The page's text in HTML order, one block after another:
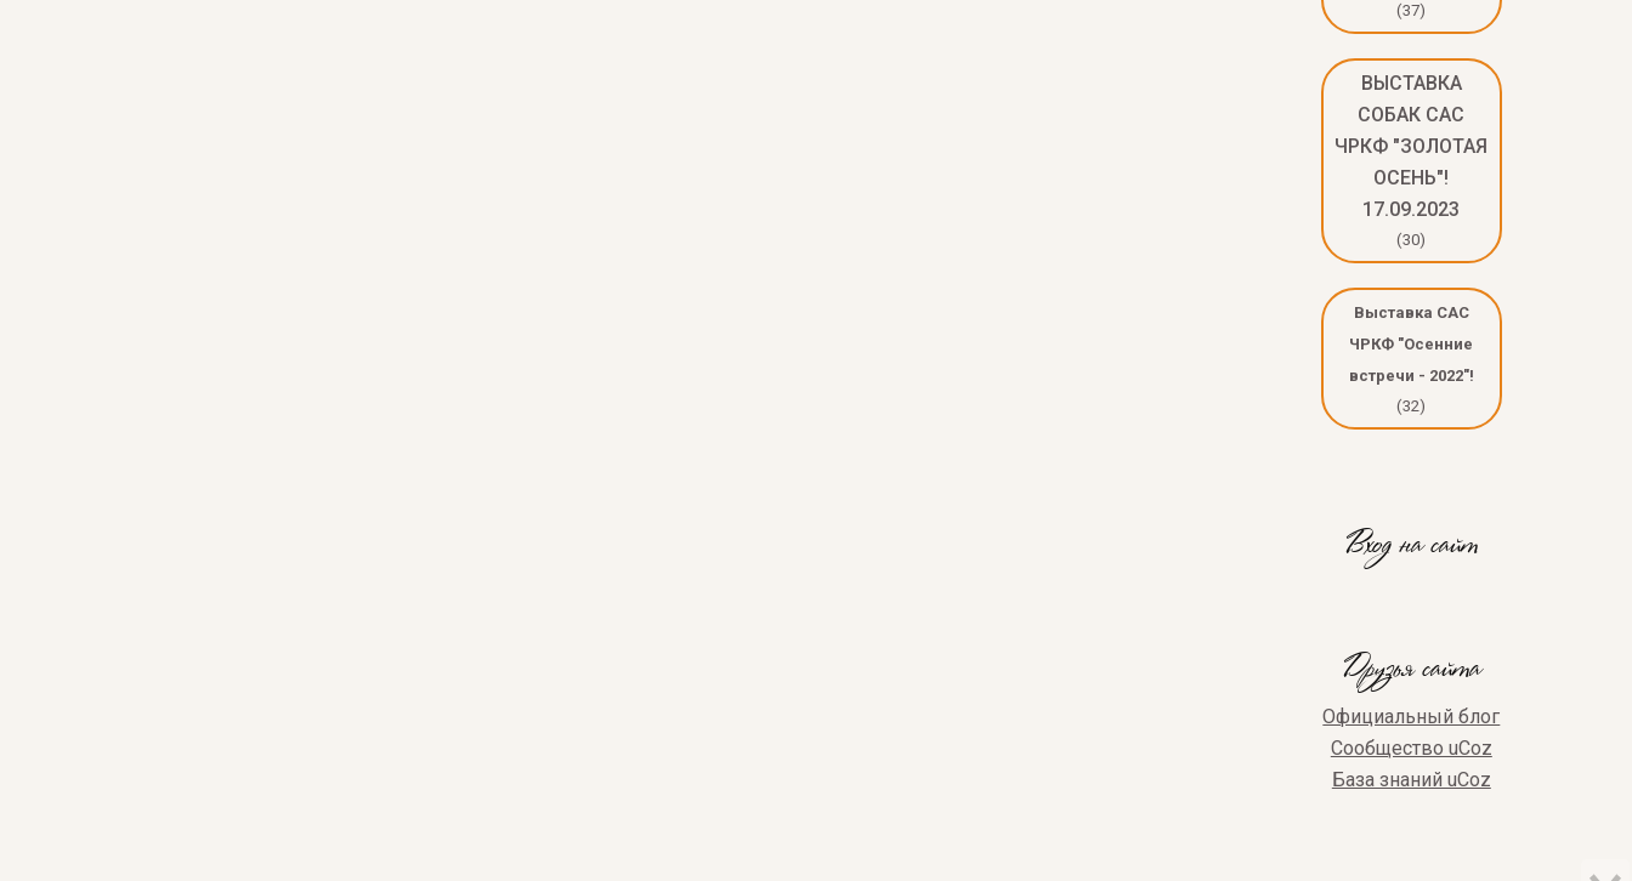
(37)
ВЫСТАВКА
СОБАК САС
ЧРКФ "ЗОЛОТАЯ
ОСЕНЬ"!
17.09.2023
(30)
Выставка САС
ЧРКФ "Осенние
встречи - 2022"!
(32)
Вход на сайт
Друзья сайта
Официальный блог
Сообщество uCoz
База знаний uCoz